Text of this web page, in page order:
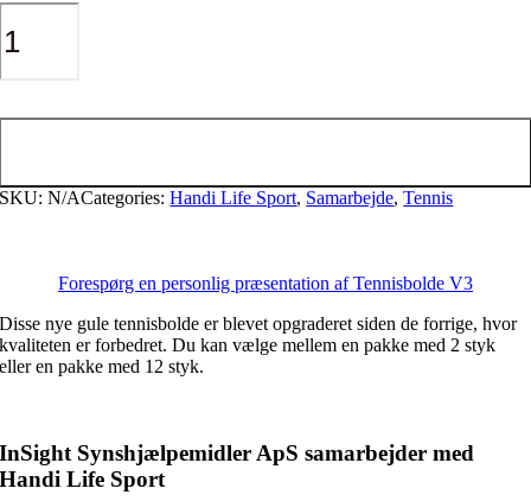
SKU:N/ACategories:Handi Life Sport, Samarbejde,Tennis
Forespørg en personlig præsentation af Tennisbolde V3
Disse nye gule tennisbolde er blevet opgraderet siden de forrige, hvor
kvaliteten er forbedret. Du kan vælge mellem en pakke med 2 styk
eller en pakke med 12 styk.
InSight Synshjælpemidler ApS samarbejder med
Handi Life Sport